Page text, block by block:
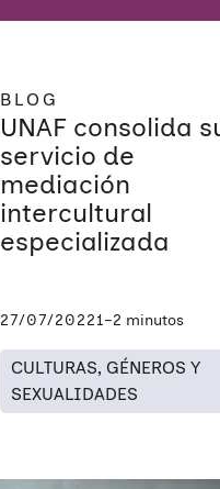
BLOG
UNAF consolida
servicio de
mediación
intercultural
especializada
27/07/20221–2 minutos
CULTURAS, GÉNEROS Y
SEXUALIDADES